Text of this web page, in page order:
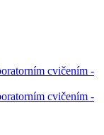
cvičením -
cvičením -